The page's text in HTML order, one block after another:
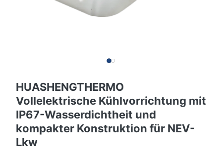
HUASHENGTHERMO
Vollelektrische Kühlvorrichtung mit
IP67-Wasserdichtheit und
kompakter Konstruktion für NEV-
Lkw